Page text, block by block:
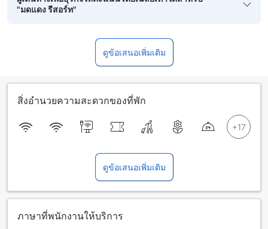
"มดแดง รีสอร์ท"
ดูข้อเสนอเพิ่มเติม
สิ่งอำนวยความสะดวกของที่พัก
ดูข้อเสนอเพิ่มเติม
ภาษาที่พนักงานให้บริการ